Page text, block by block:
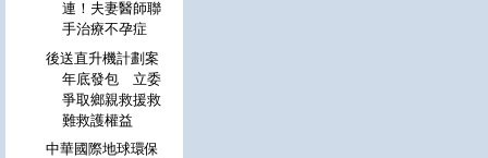
連！夫妻醫師聯
手治療不孕症
後送直升機計劃案
年底發包 立委
爭取鄉親救援救
難救護權益
中華國際地球環保